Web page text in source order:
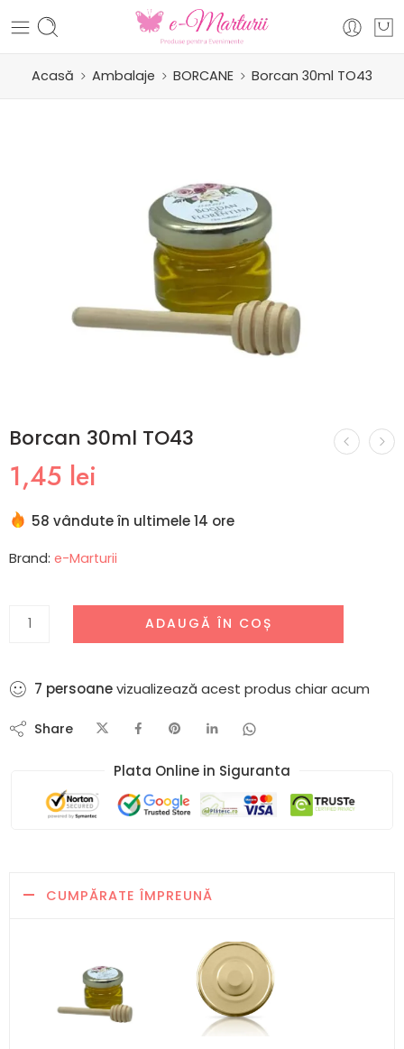
Acasă Ambalaje BORCANE Borcan 30ml TO43
Borcan 30ml TO43
1,45 lei
58 vândute în ultimele 14 ore
Brand: e-Marturii
ADAUGĂ ÎN COȘ
7 persoanevizualizează acest produs chiar acum
Share
Plata Online in Siguranta​
CUMPĂRATE ÎMPREUNĂ